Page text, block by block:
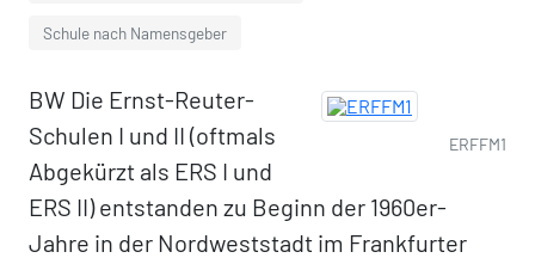
Schule nach Namensgeber
ERFFM1
BW Die Ernst-Reuter-
Schulen I und II (oftmals
Abgekürzt als ERS I und
ERS II) entstanden zu Beginn der 1960er-
Jahre in der Nordweststadt im Frankfurter